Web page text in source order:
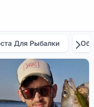
Для Рыбалки